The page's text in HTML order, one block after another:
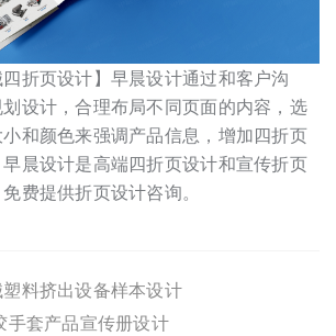
四折页设计】早晨设计通过和客户沟
设计，合理布局不同页面的内容，选
和颜色来强调产品信息，增加四折页
晨设计是高端四折页设计和宣传折页
费提供折页设计咨询。
塑料挤出设备样本设计
手套产品宣传册设计